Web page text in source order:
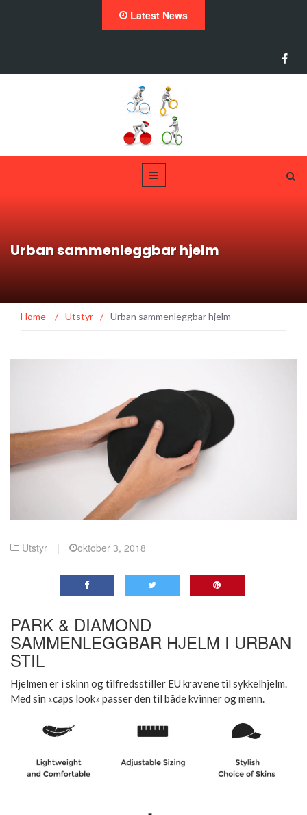
Latest News
Urban sammenleggbar hjelm
Home / Utstyr / Urban sammenleggbar hjelm
Utstyr | oktober 3, 2018
PARK & DIAMOND
SAMMENLEGGBAR HJELM I URBAN
STIL
Hjelmen er i skinn og tilfredsstiller EU kravene til sykkelhjelm.
Med sin «caps look» passer den til både kvinner og menn.